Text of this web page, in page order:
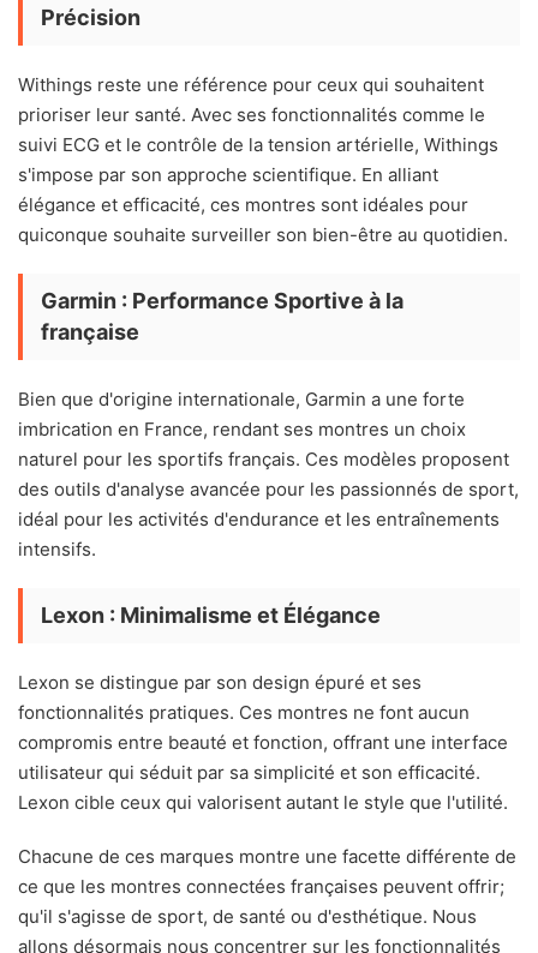
Précision
Withings reste une référence pour ceux qui souhaitent
prioriser leur santé. Avec ses fonctionnalités comme le
suivi ECG et le contrôle de la tension artérielle, Withings
s'impose par son approche scientifique. En alliant
élégance et efficacité, ces montres sont idéales pour
quiconque souhaite surveiller son bien-être au quotidien.
Garmin : Performance Sportive à la
française
Bien que d'origine internationale, Garmin a une forte
imbrication en France, rendant ses montres un choix
naturel pour les sportifs français. Ces modèles proposent
des outils d'analyse avancée pour les passionnés de sport,
idéal pour les activités d'endurance et les entraînements
intensifs.
Lexon : Minimalisme et Élégance
Lexon se distingue par son design épuré et ses
fonctionnalités pratiques. Ces montres ne font aucun
compromis entre beauté et fonction, offrant une interface
utilisateur qui séduit par sa simplicité et son efficacité.
Lexon cible ceux qui valorisent autant le style que l'utilité.
Chacune de ces marques montre une facette différente de
ce que les montres connectées françaises peuvent offrir;
qu'il s'agisse de sport, de santé ou d'esthétique. Nous
allons désormais nous concentrer sur les fonctionnalités